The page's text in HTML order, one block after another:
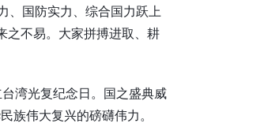
、国防实力、综合国力跃上
之不易。大家拼搏进取、耕
湾光复纪念日。国之盛典威
族伟大复兴的磅礴伟力。